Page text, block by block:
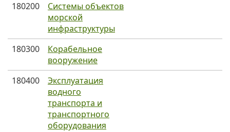
180200
Системы объектов
морской
инфраструктуры
180300
Корабельное
вооружение
180400
Эксплуатация
водного
транспорта и
транспортного
оборудования